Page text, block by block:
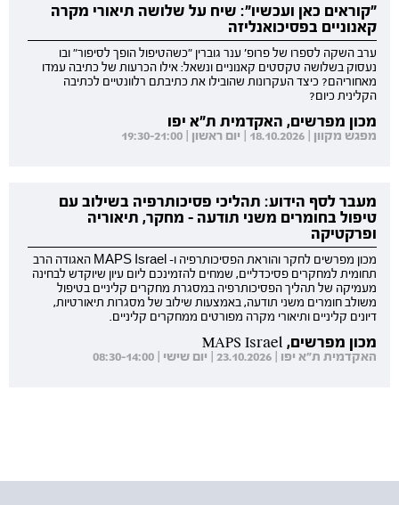
"קוראים כאן ועכשיו": שיח על שלושה תיאורי מקרה
קאנוניים בפסיכואנליזה
ערב השקה לספרו של פרופ' ענר גוברין "כשהטיפול הופך לסיפור" ובו
נעסוק בשלושה טקסטים קאנוניים ונשאל: אילו הכרעות של כתיבה עמדו
מאחוריהם? כיצד העקרונות שהובילו את כתיבתם רלוונטיים לכתיבה
הקלינית כיום?
מכון מפרשים, האקדמית ת"א יפו
מפגש מקוון | 18.10.2026 | יום ראשון | 19:30-21:00
מעבר לסף הידוע: תהליכי פסיכותרפיה בשילוב עם
טיפול בחומרים משני תודעה - מחקר, תיאוריה
ופרקטיקה
מכון מפרשים לחקר והוראת הפסיכותרפיה ו- MAPS Israel האגודה הרב
תחומית למחקרים פסיכדליים, שמחים להזמינכם ליום עיון שיוקדש לבחינה
מעמיקה של תהליך הפסיכותרפיה במסגרת מחקרים קליניים בטיפול
משולב חומרים משני תודעה, באמצעות שילוב של מסגרות תיאורטיות,
דיונים קליניים ותיאורי מקרה מפורטים ממחקרים קליניים.
מכון מפרשים, MAPS Israel
האקדמית ת"א יפו | 23.10.2026 | יום שישי | 08:30-14:00